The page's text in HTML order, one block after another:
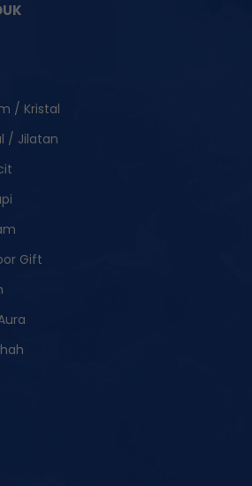
/ Kristal
/ Jilatan
Gift